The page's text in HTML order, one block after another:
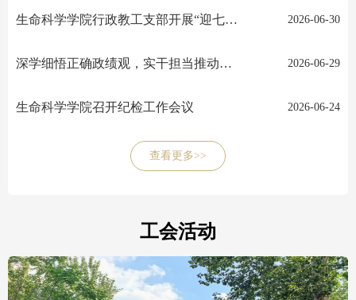
生命科学学院行政教工支部开展“迎七一·观红影”主题党日活动 2026-06-30
深学细悟正确政绩观，实干担当推动学院高质量发展——我院党委召开理论学习中心组（扩大）暨“靠什么树政绩”专题第三次集中学习 2026-06-29
生命科学学院召开纪检工作会议 2026-06-24
查看更多>>
工会活动